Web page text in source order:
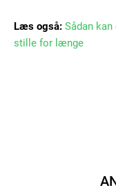
Læs også: Sådan
stille for længe